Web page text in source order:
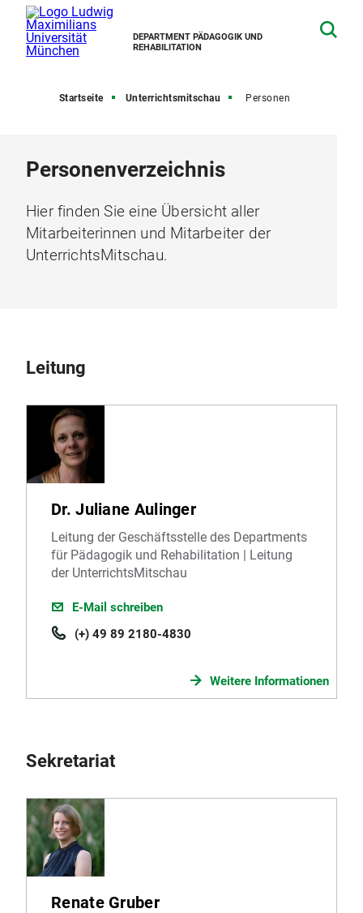
DEPARTMENT PÄDAGOGIK UND
REHABILITATION
Startseite Unterrichtsmitschau Personen
Personenverzeichnis
Hier finden Sie eine Übersicht aller
Mitarbeiterinnen und Mitarbeiter der
UnterrichtsMitschau.
Leitung
Dr. Juliane Aulinger
Leitung der Geschäftsstelle des Departments
für Pädagogik und Rehabilitation | Leitung
der UnterrichtsMitschau
E-Mail schreiben
(+) 49 89 2180-4830
Weitere Informationen
Sekretariat
Renate Gruber